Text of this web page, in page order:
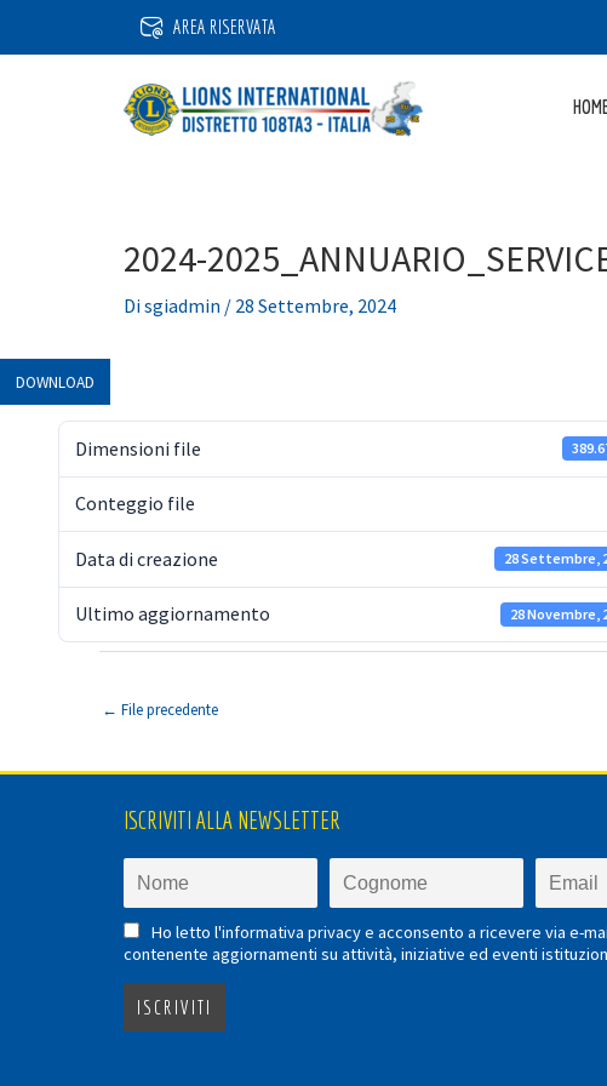
AREA RISERVATA
2024-
Disgiadmin / 28 Settembre, 2024
DOWNLOAD
Dimensioni file
Conteggio file
Data di creazione 28 Settembre,
Ultimo aggiornamento 28 Novembre,
← File precedente
ISCRIVITI ALLA NEWSLETTER
Ho letto l'informativa privacy e acconsento a ricevere via e-
contenente aggiornamenti su attività, iniziative ed eventi